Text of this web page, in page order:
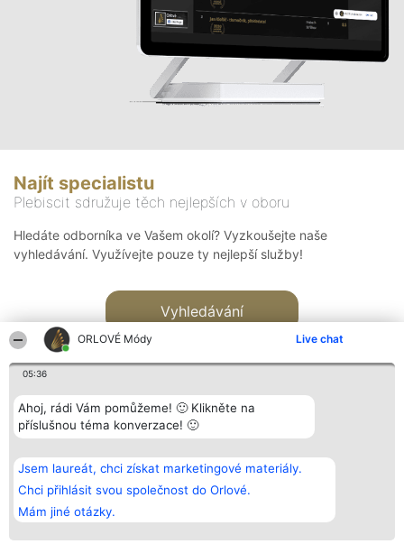
ORLOVÉ Módy Live chat
05:36
Ahoj, rádi Vám pomůžeme! 🙂 Klikněte na
příslušnou téma konverzace! 🙂
Jsem laureát, chci získat marketingové materiály.
Chci přihlásit svou společnost do Orlové.
Mám jiné otázky.
Najít specialistu
Plebiscit sdružuje těch nejlepších v oboru
Hledáte odborníka ve Vašem okolí? Vyzkoušejte naše
vyhledávání. Využívejte pouze ty nejlepší služby!
Vyhledávání
Bright Side Solutions sp. z o.
o. sp. k.
ul. Ruska 22
Wrocław 50-079
KRS 0000749100 | Regon
381313360 | NIP 8943132676
Vítězové
Seznam všech
laureátů
Zásady
Zásady
Kontakt